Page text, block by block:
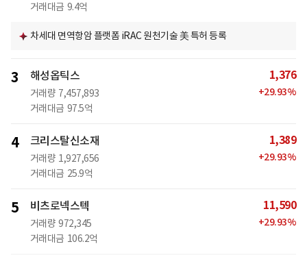
거래대금 9.4억
차세대 면역항암 플랫폼 iRAC 원천기술 美 특허 등록
3 해성옵틱스
거래량 7,457,893
거래대금 97.5억
1,376
+29.93%
4 크리스탈신소재
거래량 1,927,656
거래대금 25.9억
1,389
+29.93%
5 비츠로넥스텍
거래량 972,345
거래대금 106.2억
11,590
+29.93%